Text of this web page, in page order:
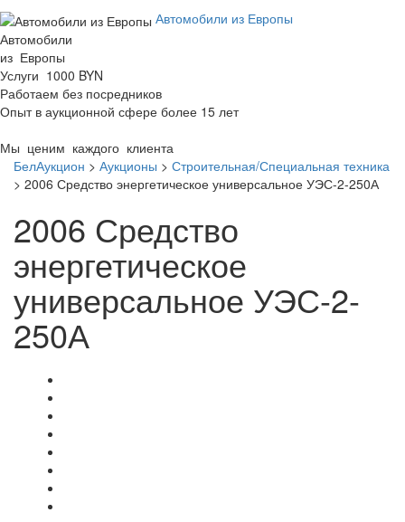
Автомобили из Европы
Автомобили
из Европы
Услуги 1000 BYN
Работаем без посредников
Опыт в аукционной сфере более 15 лет
Мы ценим каждого клиента
БелАукцион > Аукционы > Строительная/Специальная техника
> 2006 Средство энергетическое универсальное УЭС-2-250А
2006 Средство
энергетическое
универсальное УЭС-2-
250А